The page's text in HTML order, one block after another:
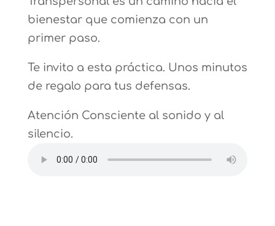
bienestar que comienza con un
primer paso.
Te invito a esta práctica. Unos minutos
de regalo para tus defensas.
Atención Consciente al sonido y al
silencio.